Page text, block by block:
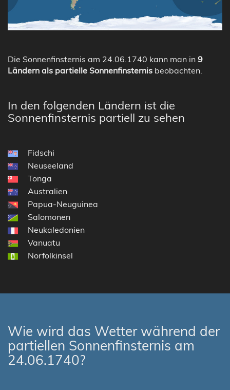
Die Sonnenfinsternis am 24.06.1740 kann man in 9
Ländern als partielle Sonnenfinsternis beobachten.
In den folgenden Ländern ist die
Sonnenfinsternis partiell zu sehen
Fidschi
Neuseeland
Tonga
Australien
Papua-Neuguinea
Salomonen
Neukaledonien
Vanuatu
Norfolkinsel
Wie wird das Wetter während der
partiellen Sonnenfinsternis am
24.06.1740?